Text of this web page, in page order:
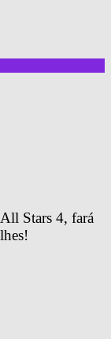
Stars 4, fará